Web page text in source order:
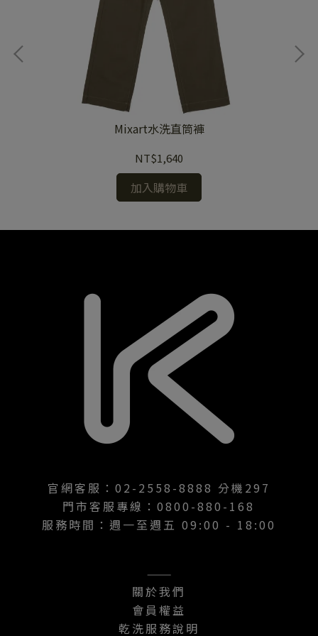
Mixart水洗直筒褲
NT$1,640
加入購物車
官網客服：02-2558-8888 分機297
門市客服專線：0800-880-168
服務時間：週一至週五 09:00 - 18:00
———
關於我們
會員權益
乾洗服務說明